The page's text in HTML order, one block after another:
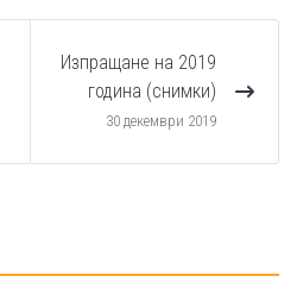
Изпращане на 2019
година (снимки)
30 декември 2019